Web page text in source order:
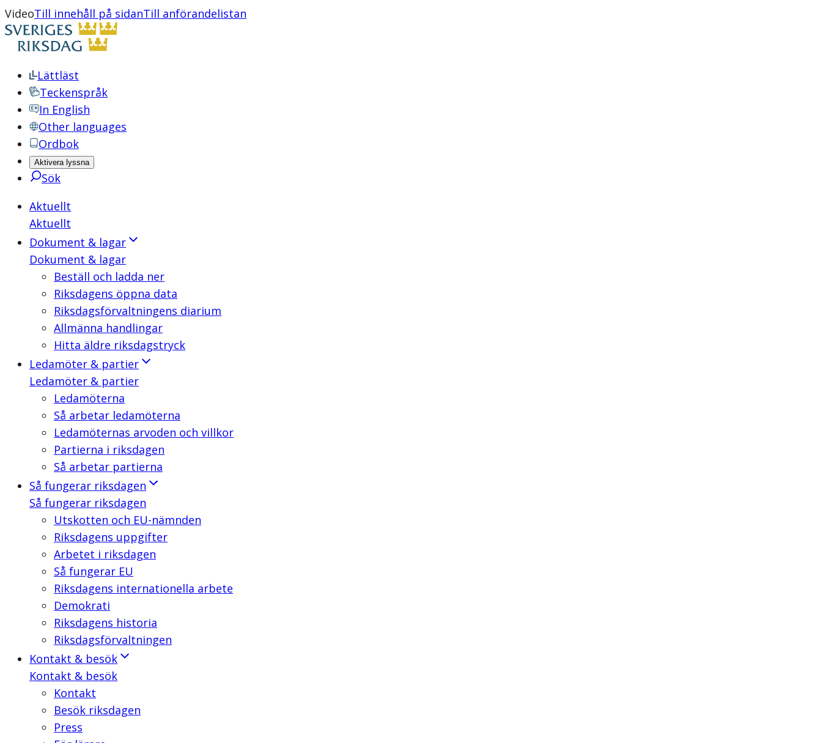
VideoTill innehåll på sidanTill anförandelistan
Lättläst
Teckenspråk
In English
Other languages
Ordbok
Aktivera lyssna
Sök
Aktuellt
Aktuellt
Dokument & lagar
Dokument & lagar
Beställ och ladda ner
Riksdagens öppna data
Riksdagsförvaltningens diarium
Allmänna handlingar
Hitta äldre riksdagstryck
Ledamöter & partier
Ledamöter & partier
Ledamöterna
Så arbetar ledamöterna
Ledamöternas arvoden och villkor
Partierna i riksdagen
Så arbetar partierna
Så fungerar riksdagen
Så fungerar riksdagen
Utskotten och EU-nämnden
Riksdagens uppgifter
Arbetet i riksdagen
Så fungerar EU
Riksdagens internationella arbete
Demokrati
Riksdagens historia
Riksdagsförvaltningen
Kontakt & besök
Kontakt & besök
Kontakt
Besök riksdagen
Press